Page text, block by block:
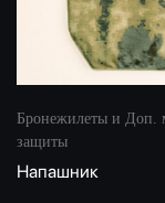
Бронежилеты и Доп.
защиты
Напашник